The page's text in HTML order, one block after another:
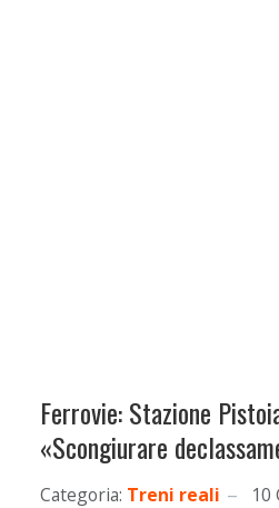
Ferrovie: Stazione
«Scongiurare
Categoria: Treni reali 10